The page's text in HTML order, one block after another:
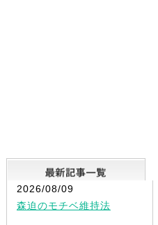
2026/08/09
森迫のモチベ維持法